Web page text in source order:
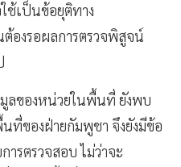
ช้เป็นข้อยุติทาง
ต้องรอผลการตรวจพิสูจน์
ลของหน่วยในพื้นที่ ยังพบ
ที่ของฝ่ายกัมพูชา จึงยังมีข้อ
ารตรวจสอบ ไม่ว่าจะ